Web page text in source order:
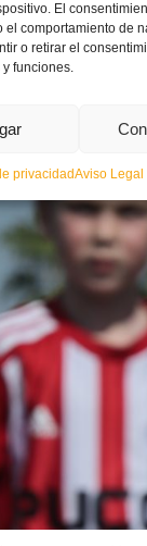
El
comportamiento de
o retirar el
funciones.
privacidadAviso Legal